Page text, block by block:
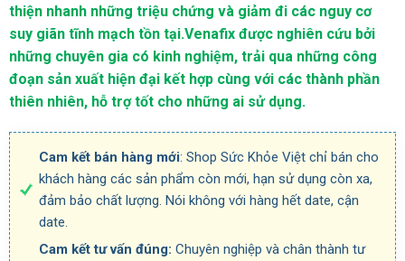
thiện nhanh những triệu chứng và giảm đi các nguy cơ
suy giãn tĩnh mạch tồn tại.Venafix được nghiên cứu bởi
những chuyên gia có kinh nghiệm, trải qua những công
đoạn sản xuất hiện đại kết hợp cùng với các thành phần
thiên nhiên, hỗ trợ tốt cho những ai sử dụng.
Cam kết bán hàng mới: Shop Sức Khỏe Việt chỉ bán cho
khách hàng các sản phẩm còn mới, hạn sử dụng còn xa,
đảm bảo chất lượng. Nói không với hàng hết date, cận
date.
Cam kết tư vấn đúng: Chuyên nghiệp và chân thành tư